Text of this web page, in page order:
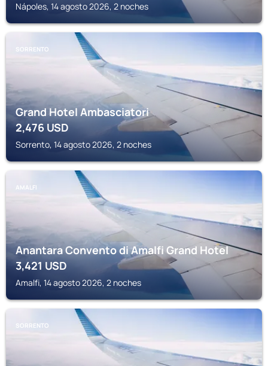
Nápoles, 14 agosto 2026, 2 noches
SORRENTO
Grand Hotel Ambasciatori
2,476 USD
Sorrento, 14 agosto 2026, 2 noches
AMALFI
Anantara Convento di Amalfi Grand Hotel
3,421USD
Amalfi, 14 agosto 2026, 2 noches
SORRENTO